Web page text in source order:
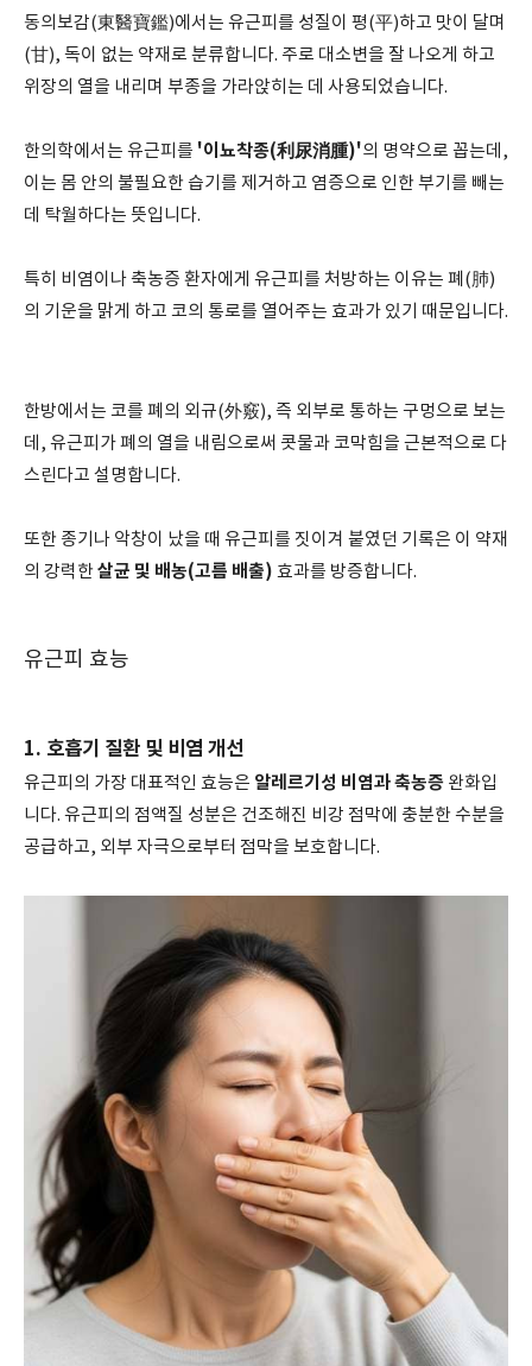
동의보감(東醫寶鑑)에서는 유근피를 성질이 평(平)하고 맛이 달며
(甘), 독이 없는 약재로 분류합니다. 주로 대소변을 잘 나오게 하고
위장의 열을 내리며 부종을 가라앉히는 데 사용되었습니다.
한의학에서는 유근피를 '이뇨착종(利尿消腫)'의 명약으로 꼽는데,
이는 몸 안의 불필요한 습기를 제거하고 염증으로 인한 부기를 빼는
데 탁월하다는 뜻입니다.
특히 비염이나 축농증 환자에게 유근피를 처방하는 이유는 폐(肺)
의 기운을 맑게 하고 코의 통로를 열어주는 효과가 있기 때문입니다.
한방에서는 코를 폐의 외규(外竅), 즉 외부로 통하는 구멍으로 보는
데, 유근피가 폐의 열을 내림으로써 콧물과 코막힘을 근본적으로 다
스린다고 설명합니다.
또한 종기나 악창이 났을 때 유근피를 짓이겨 붙였던 기록은 이 약재
의 강력한살균 및 배농(고름 배출) 효과를 방증합니다.
유근피 효능
1. 호흡기 질환 및 비염 개선
유근피의 가장 대표적인 효능은 알레르기성 비염과 축농증 완화입
니다. 유근피의 점액질 성분은 건조해진 비강 점막에 충분한 수분을
공급하고, 외부 자극으로부터 점막을 보호합니다.